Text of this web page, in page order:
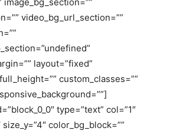
video_bg_url_section=””
layout=”fixed”
custom_classes=””
type=”text” col=”1″
size_y=”4″ color_bg_block=””